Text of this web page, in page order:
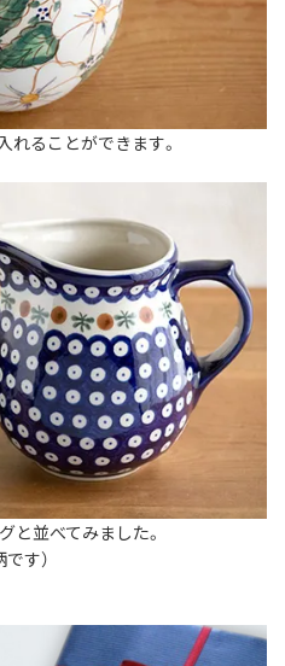
れることができます。
と並べてみました。
す）